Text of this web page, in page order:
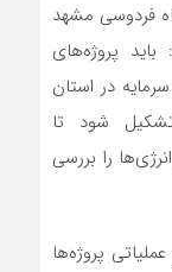
فردوسی مشهد
پروژه‌های
در استان
شود تا
را بررسی
پروژه‌ها